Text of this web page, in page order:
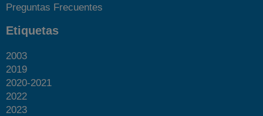
Preguntas Frecuentes
Etiquetas
2003
2019
2020-2021
2022
2023